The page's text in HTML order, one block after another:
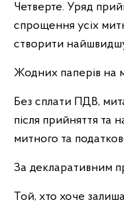
Четверте. Уряд
спрощення усіх
створити
Жодних паперів на
Без сплати ПДВ,
після прийняття та
митного та
За декларативним
Той, хто хоче